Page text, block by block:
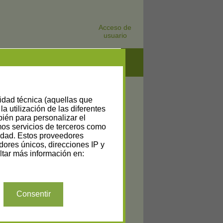
Acceso de
usuario
técnica (aquellas que
utilización de las diferentes
para personalizar el
servicios de terceros como
Estos proveedores
únicos, direcciones IP y
más información en:
Consentir